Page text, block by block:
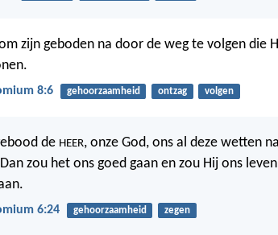
zijn geboden na door de weg te volgen die
8:6 gehoorzaamheid ontzag volgen
de HEER, onze God, ons al deze wetten
zou het ons goed gaan en zou Hij ons
6:24 gehoorzaamheid zegen